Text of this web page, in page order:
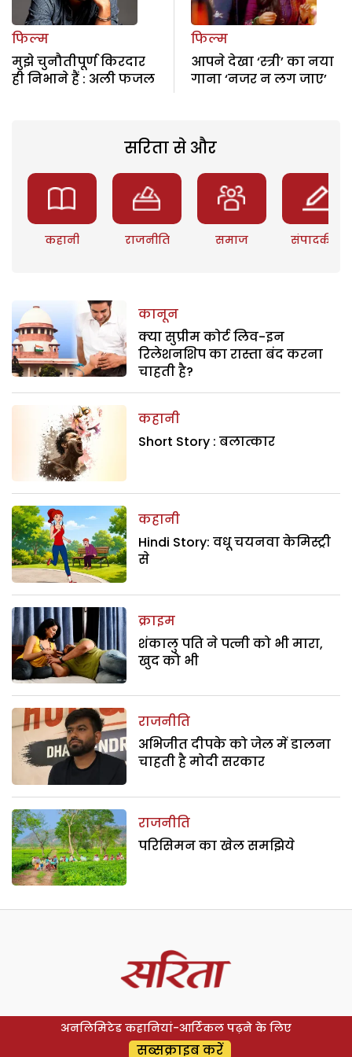
फिल्म
मुझे चुनौतीपूर्ण किरदार
ही निभाने हैं : अली फजल
फिल्म
आपने देखा ‘स्त्री’ का नया
गाना ‘नजर न लग जाए’
सरिता से और
कहानी राजनीति समाज संपादकीय
कानून
क्या सुप्रीम कोर्ट लिव-इन
रिलेशनशिप का रास्ता बंद करना
चाहती है?
कहानी
Short Story : बलात्कार
कहानी
Hindi Story: वधू चयनवा केमिस्ट्री
से
क्राइम
शंकालु पति ने पत्नी को भी मारा,
खुद को भी
राजनीति
अभिजीत दीपके को जेल में डालना
चाहती है मोदी सरकार
राजनीति
परिसिमन का खेल समझिये
अनलिमिटेड कहानियां-आर्टिकल पढ़ने के लिए
सब्सक्राइब करें